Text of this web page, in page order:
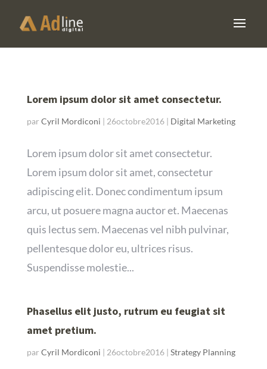
Lorem ipsum dolor sit amet consectetur.
par Cyril Mordiconi | 26octobre2016| Digital Marketing
Lorem ipsum dolor sit amet consectetur.
Lorem ipsum dolor sit amet, consectetur
adipiscing elit. Donec condimentum ipsum
arcu, ut posuere magna auctor et. Maecenas
quis lectus sem. Maecenas vel nibh pulvinar,
pellentesque dolor eu, ultrices risus.
Suspendisse molestie...
Phasellus elit justo, rutrum eu feugiat sit
amet pretium.
par Cyril Mordiconi | 26octobre2016| Strategy Planning